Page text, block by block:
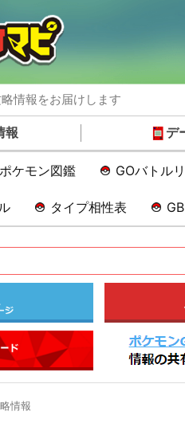
情報をお届けします
報 デ
ポケモン図鑑 GOバトル
タイプ相性表
情報